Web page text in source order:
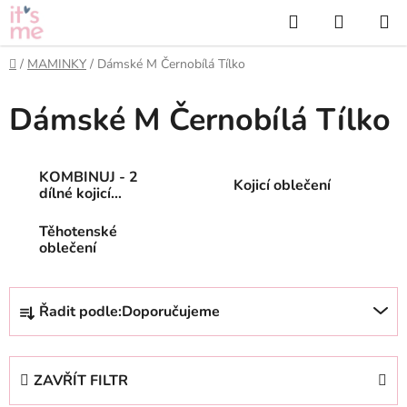
Přejít
na
obsah
Hledat
KOŠÍK
Domů
/ MAMINKY / Dámské M Černobílá Tílko
Dámské M Černobílá Tílko
KOMBINUJ - 2
dílné kojicí
Kojicí oblečení
Těhotenské
oblečení
Ř
z
Řadit podle:Doporučujeme
ZAVŘÍT FILTR